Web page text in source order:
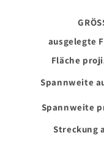
ausgelegte
Fläche
Spannweite
Spannweite
Streckung